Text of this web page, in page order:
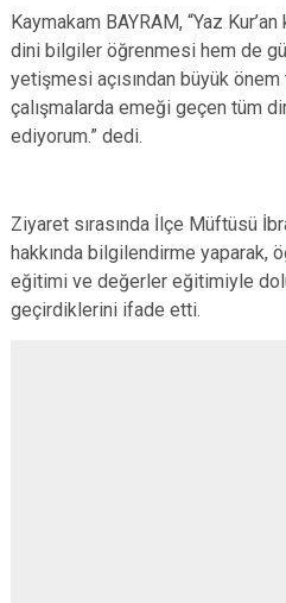
Kaymakam BAYRAM, “Yaz Kur’an
dini bilgiler öğrenmesi hem de
yetişmesi açısından büyük önem
çalışmalarda emeği geçen tüm
ediyorum.” dedi.
Ziyaret sırasında İlçe Müftüsü
hakkında bilgilendirme yaparak,
eğitimi ve değerler eğitimiyle
geçirdiklerini ifade etti.